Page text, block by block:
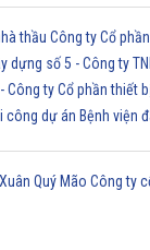
thầu Công ty Cổ
dựng số 5 - Công ty
Công ty Cổ phần thiết
công dự án Bệnh viện
Quý Mão Công ty